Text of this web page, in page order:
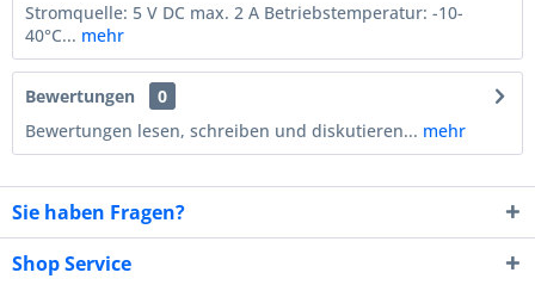
Stromquelle: 5 V DC max. 2 A Betriebstemperatur: -10-
40°C... mehr
Bewertungen
0
Bewertungen lesen, schreiben und diskutieren... mehr
Sie haben Fragen?
Shop Service